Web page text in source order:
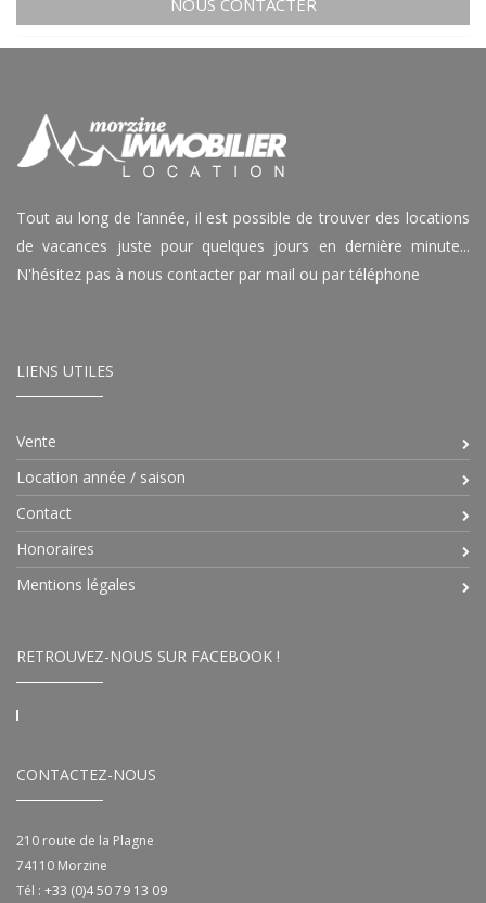
NOUS CONTACTER
Tout au long de l’année, il est possible de trouver des locations
de vacances juste pour quelques jours en dernière minute...
N'hésitez pas à nous contacter par mail ou par téléphone
LIENS UTILES
Vente
Location année / saison
Contact
Honoraires
Mentions légales
RETROUVEZ-NOUS SUR FACEBOOK !
CONTACTEZ-NOUS
210 route de la Plagne
74110 Morzine
Tél : +33 (0)4 50 79 13 09